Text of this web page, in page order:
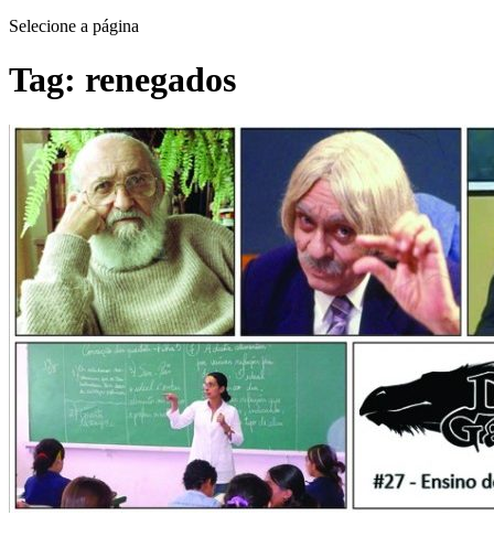
Selecione a página
Tag: renegados